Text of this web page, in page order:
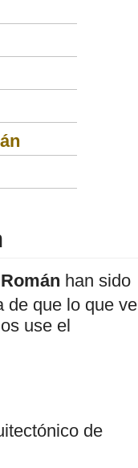
han sido
de que lo que ve
use el
de